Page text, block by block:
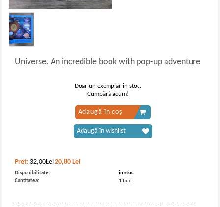
Universe. An incredible book with pop-up adventure
Pret:32,00Lei 20,80 Lei
Disponibilitate:
in stoc
Cantitatea:
1 buc
Doar un exemplar în stoc.
Cumpără acum!
Adaugă în coș
Adaugă în wishlist